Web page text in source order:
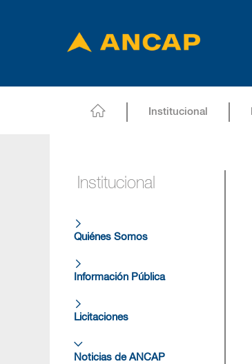
Institucional
Institucional
Quiénes Somos
Información Pública
Licitaciones
Noticias de ANCAP